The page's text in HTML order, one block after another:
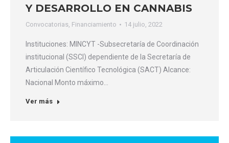
Y DESARROLLO EN CANNABIS
Convocatorias, Financiamiento 14 julio, 2022
Instituciones: MINCYT -Subsecretaría de Coordinación
institucional (SSCI) dependiente de la Secretaría de
Articulación Científico Tecnológica (SACT) Alcance:
Nacional Monto máximo…
Ver más